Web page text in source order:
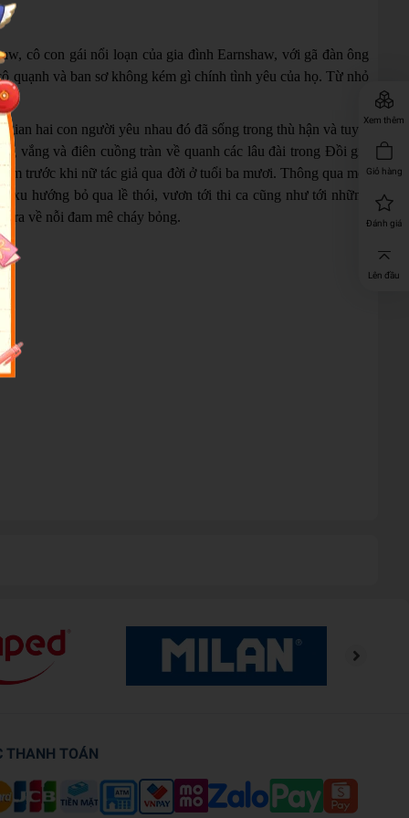
Xem thêm
Giỏ hàng
Đánh giá
Lên đầu
cô con gái nổi loạn của gia đình Earnshaw, với gã đàn ông
quạnh và ban sơ không kém gì chính tình yêu của họ. Từ nhỏ
hai con người yêu nhau đó đã sống trong thù hận và tuyệt
vắng và điên cuồng tràn về quanh các lâu đài trong Đồi gió
trước khi nữ tác giả qua đời ở tuổi ba mươi. Thông qua mối
hướng bỏ qua lề thói, vươn tới thi ca cũng như tới những
ra về nỗi đam mê cháy bỏng.
THANH TOÁN